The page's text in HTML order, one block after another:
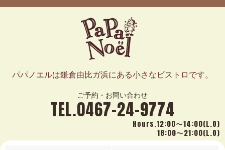
パパノエルは鎌倉由比ガ浜にある小さなビストロです。
ご予約・お問い合わせ
TEL.0467-24-9774
Hours.12:00〜14:00(L.O)
18:00〜21:00(L.O)